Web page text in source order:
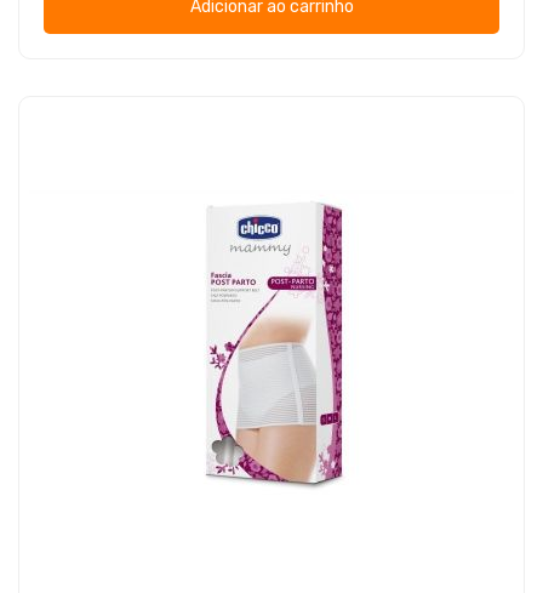
Adicionar ao carrinho